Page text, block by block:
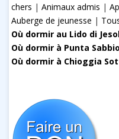
chers | Animaux admis |
Auberge de jeunesse |
Où dormir au Lido di
Où dormir à Punta
Où dormir à Chioggia